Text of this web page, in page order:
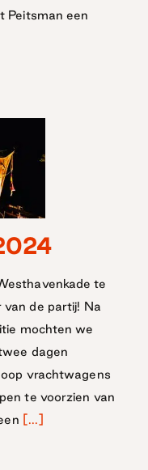
Peitsman een
te
de partij! Na
mochten we
dagen
vrachtwagens
te voorzien van
[...]